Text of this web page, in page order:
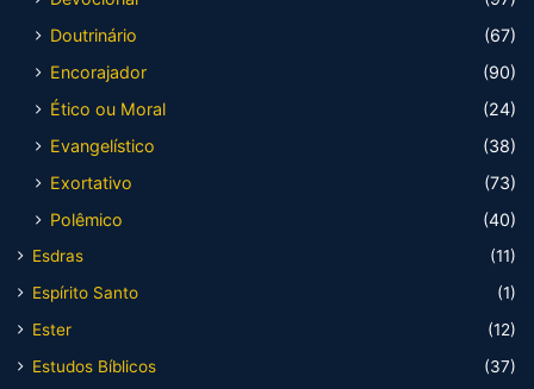
Doutrinário
(67)
Encorajador
(90)
Ético ou Moral
(24)
Evangelístico
(38)
Exortativo
(73)
Polêmico
(40)
Esdras
(11)
Espírito Santo
(1)
Ester
(12)
Estudos Bíblicos
(37)